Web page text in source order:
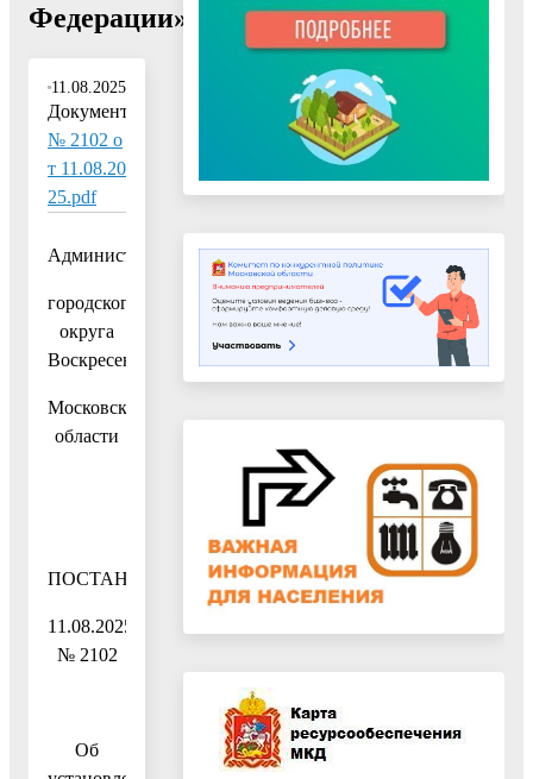
Федерации»"
11.08.2025
Документ:
№ 2102 о
т 11.08.20
25.pdf
Администрация
городского
округа
Воскресенск
Московской
области
ПОСТАНОВЛЕНИЕ
11.08.2025
№ 2102
Об